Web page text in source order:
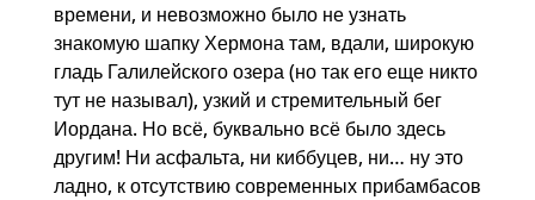
времени, и невозможно было не узнать
знакомую шапку Хермона там, вдали, широкую
гладь Галилейского озера (но так его еще никто
тут не называл), узкий и стремительный бег
Иордана. Но всё, буквально всё было здесь
другим! Ни асфальта, ни киббуцев, ни… ну это
ладно, к отсутствию современных прибамбасов